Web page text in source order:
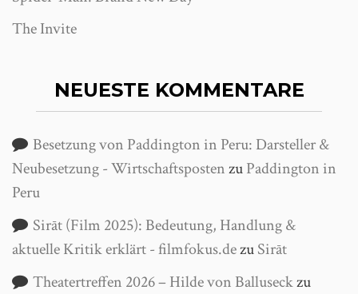
The Invite
NEUESTE KOMMENTARE
Besetzung von Paddington in Peru: Darsteller &
Neubesetzung - WirtschaftspostenzuPaddington in
Peru
Sirāt (Film 2025): Bedeutung, Handlung &
aktuelle Kritik erklärt - filmfokus.dezuSirāt
Theatertreffen 2026 – Hilde von Balluseckzu